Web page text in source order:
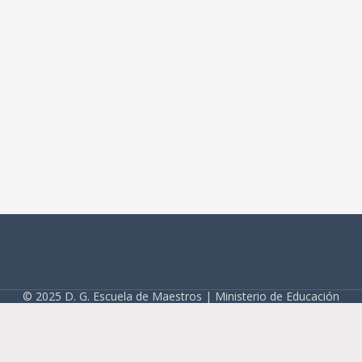
© 2025 D. G. Escuela de Maestros | Ministerio de Educación